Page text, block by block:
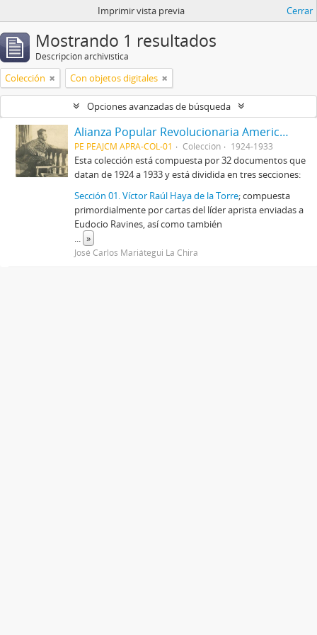
Imprimir vista previa Cerrar
Mostrando 1 resultados
Descripción archivística
Colección Con objetos digitales
Opciones avanzadas de búsqueda
Alianza Popular Revolucionaria Americana-APRA (Colección)
PE PEAJCM APRA-COL-01 Colección 1924-1933
Esta colección está compuesta por 32 documentos que
datan de 1924 a 1933 y está dividida en tres secciones:
Sección 01. Víctor Raúl Haya de la Torre; compuesta
primordialmente por cartas del líder aprista enviadas a
Eudocio Ravines, así como también
... »
José Carlos Mariátegui La Chira